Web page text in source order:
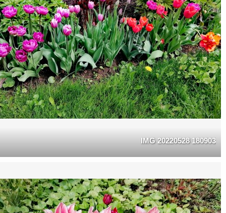
IMG 20220528 180903